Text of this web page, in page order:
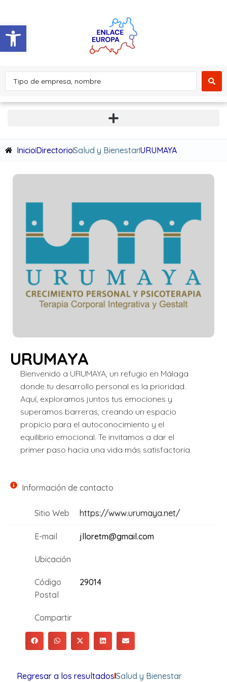
Abrir barra de herramientas
InicioDirectorioSalud y BienestarURUMAYA
URUMAYA
Bienvenido a URUMAYA, un refugio en Málaga
donde tu desarrollo personal es la prioridad.
Aquí, exploramos juntos tus emociones y
superamos barreras, creando un espacio
propicio para el autoconocimiento y el
equilibrio emocional. Te invitamos a dar el
primer paso hacia una vida más satisfactoria.
Información de contacto
Sitio Web https://www.urumaya.net/
E-mail jlloretm@gmail.com
Ubicación
Código
Postal
29014
Compartir
Regresar a los resultadosSalud y Bienestar